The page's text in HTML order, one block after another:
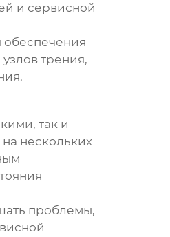
и сервисной
обеспечения
трения,
так и
нескольких
проблемы,